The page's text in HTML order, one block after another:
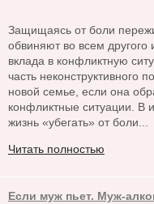
Защищаясь от боли
обвиняют во всем другого
вклада в конфликтную
часть неконструктивного
новой семье, если она
конфликтные ситуации. В
жизнь «убегать» от боли...
Читать полностью
Если муж пьет. Муж-